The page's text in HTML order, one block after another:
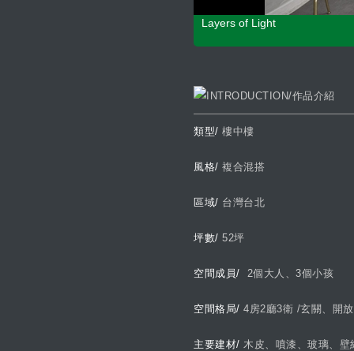
CONCEPT
Layers of Light
類型/ 樓中樓
風格/ 複合混搭
區域/ 台灣台北
坪數/ 52坪
空間成員/ 2個大人、3個小孩
空間格局/ 4房2廳3衛 /玄關、開
主要建材/ 木皮、噴漆、玻璃、